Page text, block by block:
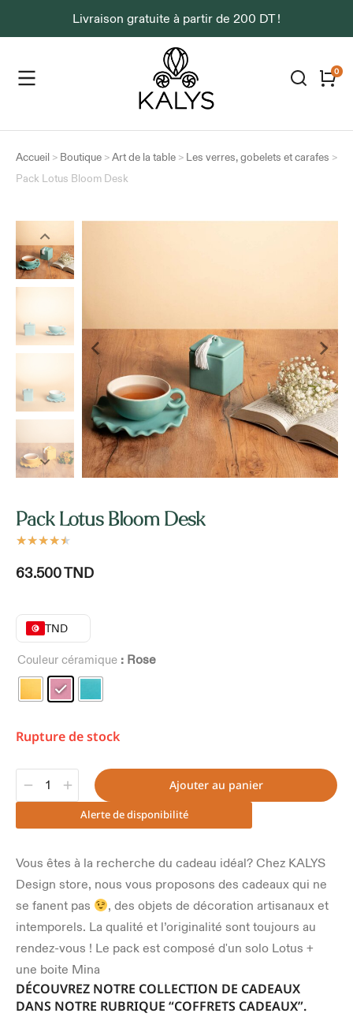
Livraison gratuite à partir de 200 DT !
Accueil > Boutique >Art de la table > Les verres, gobelets et carafes >
Pack Lotus Bloom Desk
Pack Lotus Bloom Desk
★★★★★
63.500TND
TND
Couleur céramique : Rose
Rupture de stock
Ajouter au panier
Alerte de disponibilité
Vous êtes à la recherche du cadeau idéal? Chez KALYS
Design store, nous vous proposons des cadeaux qui ne
se fanent pas
, des objets de décoration artisanaux et
intemporels. La qualité et l’originalité sont toujours au
rendez-vous ! Le pack est composé d'un solo Lotus +
une boite Mina
DÉCOUVREZ NOTRE COLLECTION DE CADEAUX
DANS NOTRE RUBRIQUE “COFFRETS CADEAUX”.